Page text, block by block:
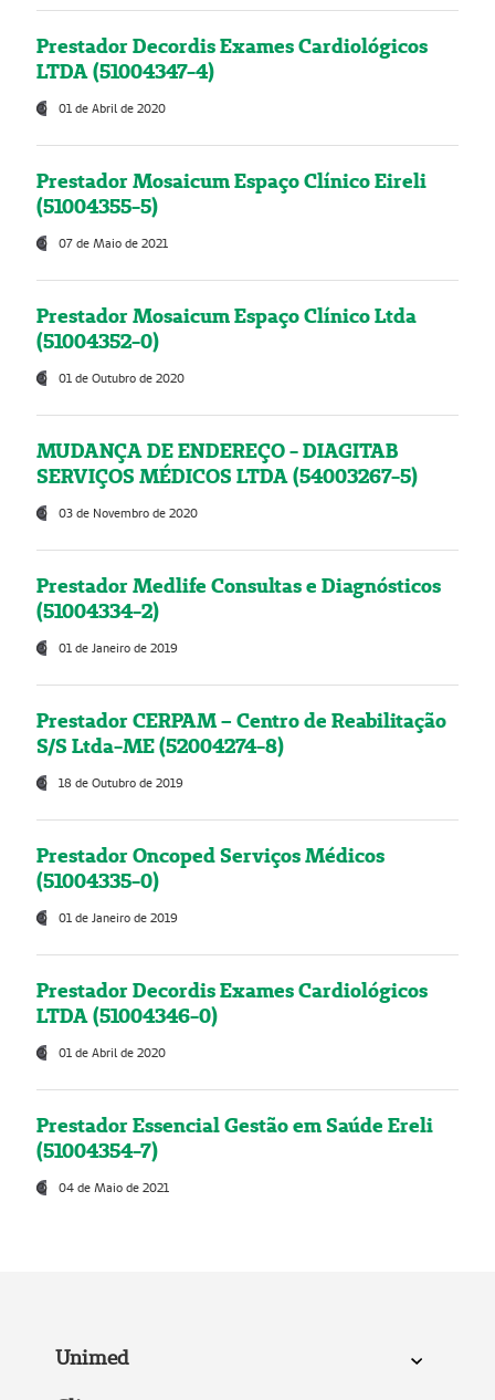
Prestador Decordis Exames Cardiológicos
LTDA (51004347-4)
01 de Abril de 2020
Prestador Mosaicum Espaço Clínico Eireli
(51004355-5)
07 de Maio de 2021
Prestador Mosaicum Espaço Clínico Ltda
(51004352-0)
01 de Outubro de 2020
MUDANÇA DE ENDEREÇO - DIAGITAB
SERVIÇOS MÉDICOS LTDA (54003267-5)
03 de Novembro de 2020
Prestador Medlife Consultas e Diagnósticos
(51004334-2)
01 de Janeiro de 2019
Prestador CERPAM – Centro de Reabilitação
S/S Ltda-ME (52004274-8)
18 de Outubro de 2019
Prestador Oncoped Serviços Médicos
(51004335-0)
01 de Janeiro de 2019
Prestador Decordis Exames Cardiológicos
LTDA (51004346-0)
01 de Abril de 2020
Prestador Essencial Gestão em Saúde Ereli
(51004354-7)
04 de Maio de 2021
Unimed